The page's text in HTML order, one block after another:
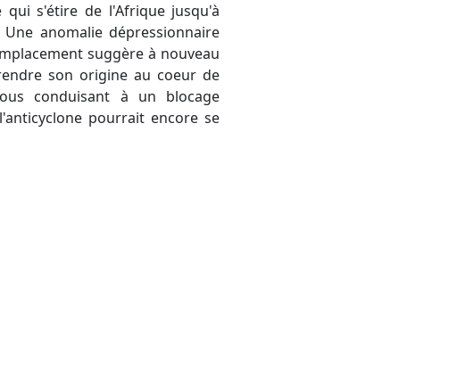
s'étire de l'Afrique jusqu'à
anomalie dépressionnaire
suggère à nouveau
son origine au coeur de
conduisant à un blocage
pourrait encore se